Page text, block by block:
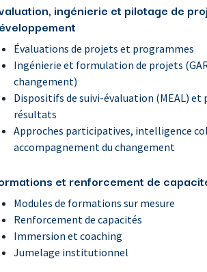
ingénierie et pilotage de
Évaluations de projets et programmes
Ingénierie et formulation de projets
changement)
Dispositifs de suivi-évaluation (MEAL)
résultats
Approches participatives, intelligence
accompagnement du changement
et renforcement de
Modules de formations sur mesure
Renforcement de capacités
Immersion et coaching
Jumelage institutionnel